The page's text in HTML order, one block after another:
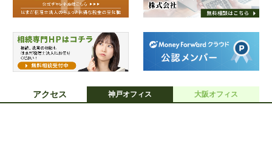
アクセス 神戸オフィス 大阪オフィス